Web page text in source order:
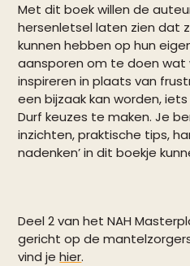
Met dit boek willen de
hersenletsel laten zien dat
kunnen hebben op hun
aansporen om te doen wat
inspireren in plaats van
een bijzaak kan worden,
Durf keuzes te maken. Je
inzichten, praktische tips,
nadenken’ in dit boekje
Deel 2 van het NAH
gericht op de
vind jehier.